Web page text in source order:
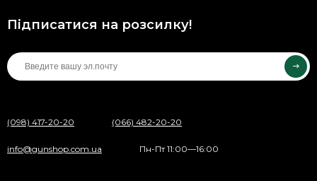
Підписатися на розсилку!
(098) 417-20-20 (066) 482-20-20
info@gunshop.com.ua Пн-Пт 11:00—16:00